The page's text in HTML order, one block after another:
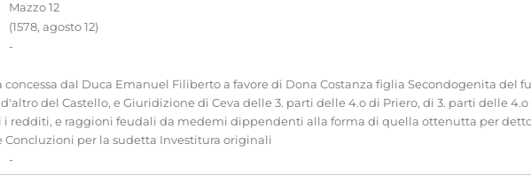
Mazzo 12
(1578, agosto 12)
-
concessa dal Duca Emanuel Filiberto a favore di Dona Costanza figlia Secondogenita del
del Castello, e Giuridizione di Ceva delle 3. parti delle 4.o di Priero, di 3. parti delle
redditi, e raggioni feudali da medemi dippendenti alla forma di quella ottenutta per detto
Concluzioni per la sudetta Investitura originali
-